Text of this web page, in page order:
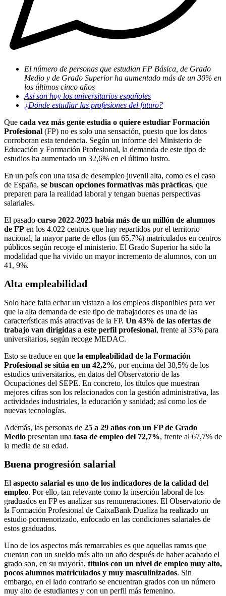
El número de personas que estudian FP Básica, de Grado
Medio y de Grado Superior ha aumentado más de un 30% en
los últimos cinco años
Así son hoy los universitarios españoles
¿Dónde estudiar las profesiones del futuro?
Que cada vez más gente estudia o quiere estudiar Formación
Profesional (FP) no es solo una sensación, puesto que los datos
corroboran esta tendencia. Según un informe del Ministerio de
Educación y Formación Profesional, la demanda de este tipo de
estudios ha aumentado un 32,6% en el último lustro.
En un país con una tasa de desempleo juvenil alta, como es el caso
de España, se buscan opciones formativas más prácticas, que
preparen para la realidad laboral y tengan buenas perspectivas
salariales.
El pasado curso 2022-2023 había más de un millón de alumnos
de FP en los 4.022 centros que hay repartidos por el territorio
nacional, la mayor parte de ellos (un 65,7%) matriculados en centros
públicos según recoge el ministerio. El Grado Superior ha sido la
modalidad que ha vivido un mayor incremento de alumnos, con un
41, 9%.
Alta empleabilidad
Solo hace falta echar un vistazo a los empleos disponibles para ver
que la alta demanda de este tipo de trabajadores es una de las
características más atractivas de la FP. Un 43% de las ofertas de
trabajo van dirigidas a este perfil profesional, frente al 33% para
universitarios, según recoge MEDAC.
Esto se traduce en que la empleabilidad de la Formación
Profesional se sitúa en un 42,2%, por encima del 38,5% de los
estudios universitarios, en datos del Observatorio de las
Ocupaciones del SEPE. En concreto, los títulos que muestran
mejores cifras son los relacionados con la gestión administrativa, las
actividades industriales, la educación y sanidad; así como los de
nuevas tecnologías.
Además, las personas de 25 a 29 años con un FP de Grado
Medio presentan una tasa de empleo del 72,7%, frente al 67,7% de
la media de su edad.
Buena progresión salarial
El aspecto salarial es uno de los indicadores de la calidad del
empleo. Por ello, tan relevante como la inserción laboral de los
graduados en FP es analizar sus remuneraciones. El Observatorio de
la Formación Profesional de CaixaBank Dualiza ha realizado un
estudio pormenorizado, enfocado en las condiciones salariales de
estos graduados.
Uno de los aspectos más remarcables es que aquellas ramas que
cuentan con un sueldo más alto un año después de haber acabado el
grado son, en su mayoría, títulos con un nivel de empleo muy alto,
pocos alumnos matriculados y muy masculinizados. Sin
embargo, en el lado contrario se encuentran grados con un número
muy alto de estudiantes y con un perfil más femenino.